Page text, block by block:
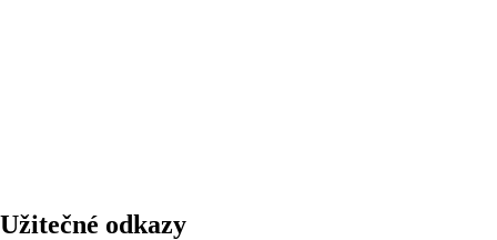
Užitečné odkazy